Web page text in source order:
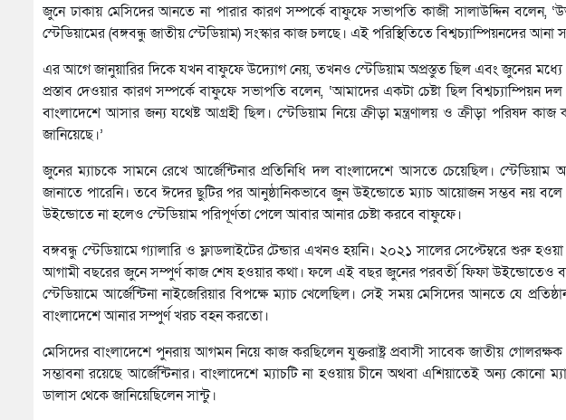
জুনে ঢাকায় মেসিদের আনতে না পারার কারণ সম্পর্কে বাফুফে সভাপতি কাজী সালাউদ্দিন বলেন,
স্টেডিয়ামের (বঙ্গবন্ধু জাতীয় স্টেডিয়াম) সংস্কার কাজ চলছে। এই পরিস্থিতিতে বিশ্বচ্যাম্পিয়নদের আনা
এর আগে জানুয়ারির দিকে যখন বাফুফে উদ্যোগ নেয়, তখনও স্টেডিয়াম অপ্রস্তুত ছিল এবং জুনের মধ্যে
প্রস্তাব দেওয়ার কারণ সম্পর্কে বাফুফে সভাপতি বলেন, ‘আমাদের একটা চেষ্টা ছিল বিশ্বচ্যাম্পিয়ন
বাংলাদেশে আসার জন্য যথেষ্ট আগ্রহী ছিল। স্টেডিয়াম নিয়ে ক্রীড়া মন্ত্রণালয় ও ক্রীড়া
জানিয়েছে।’
জুনের ম্যাচকে সামনে রেখে আর্জেন্টিনার প্রতিনিধি দল বাংলাদেশে আসতে চেয়েছিল।
জানাতে পারেনি। তবে ঈদের ছুটির পর আনুষ্ঠানিকভাবে জুন উইন্ডোতে ম্যাচ আয়োজন সম্ভব নয়
উইন্ডোতে না হলেও স্টেডিয়াম পরিপূর্ণতা পেলে আবার আনার চেষ্টা করবে বাফুফে।
বঙ্গবন্ধু স্টেডিয়ামে গ্যালারি ও ফ্লাডলাইটের টেন্ডার এখনও হয়নি। ২০২১ সালের সেপ্টেম্বরে শুরু
আগামী বছরের জুনে সম্পুর্ণ কাজ শেষ হওয়ার কথা। ফলে এই বছর জুনের পরবর্তী ফিফা উইন্ডোতেও
স্টেডিয়ামে আর্জেন্টিনা নাইজেরিয়ার বিপক্ষে ম্যাচ খেলেছিল। সেই সময় মেসিদের আনতে যে
বাংলাদেশে আনার সম্পুর্ণ খরচ বহন করতো।
মেসিদের বাংলাদেশে পুনরায় আগমন নিয়ে কাজ করছিলেন যুক্তরাষ্ট্র প্রবাসী সাবেক জাতীয়
সম্ভাবনা রয়েছে আর্জেন্টিনার। বাংলাদেশে ম্যাচটি না হওয়ায় চীনে অথবা এশিয়াতেই অন্য কোনো
ডালাস থেকে জানিয়েছিলেন সান্টু।